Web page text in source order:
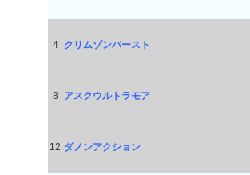
4 クリムゾンバースト
8 アスクウルトラモア
12 ダノンアクション